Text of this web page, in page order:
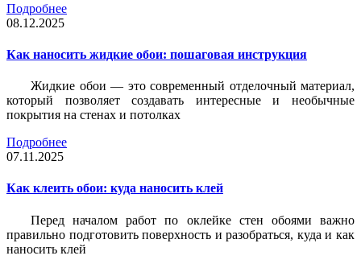
Подробнее
08.12.2025
Как наносить жидкие обои: пошаговая инструкция
Жидкие обои — это современный отделочный материал,
который позволяет создавать интересные и необычные
покрытия на стенах и потолках
Подробнее
07.11.2025
Как клеить обои: куда наносить клей
Перед началом работ по оклейке стен обоями важно
правильно подготовить поверхность и разобраться, куда и как
наносить клей